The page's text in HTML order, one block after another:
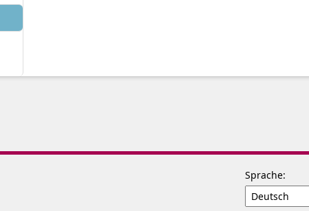
Sprache